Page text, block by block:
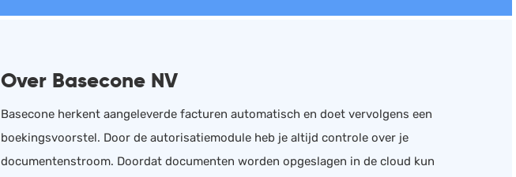
Over Basecone NV
Basecone herkent aangeleverde facturen automatisch en doet vervolgens een
boekingsvoorstel. Door de autorisatiemodule heb je altijd controle over je
documentenstroom. Doordat documenten worden opgeslagen in de cloud kun